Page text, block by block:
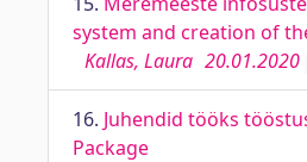
system and creation of
Kallas, Laura 20.01.2020
16. Juhendid tööks
Package